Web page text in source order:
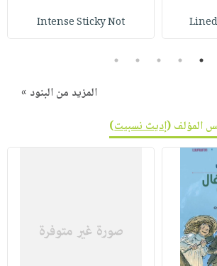
Intense Sticky Not
1
2
3
4
5
المزيد من البنود »
المؤلف (إديث نسبيت)